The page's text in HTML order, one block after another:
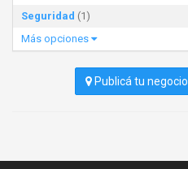
Seguridad (1)
Más opciones
Publicá tu negocio